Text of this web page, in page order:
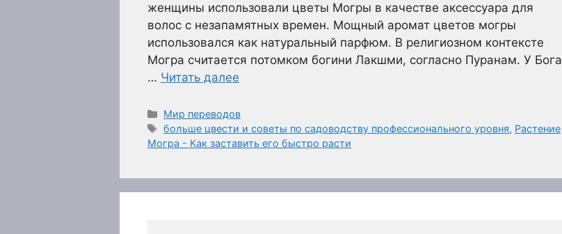
женщины использовали цветы Могры в качестве аксессуара для
волос с незапамятных времен. Мощный аромат цветов могры
использовался как натуральный парфюм. В религиозном контексте
Могра считается потомком богини Лакшми, согласно Пуранам. У Бога
… Читать далее
Рубрики
Мир переводов
Метки
больше цвести и советы по садоводству профессионального уровня, Растение
Могра - Как заставить его быстро расти